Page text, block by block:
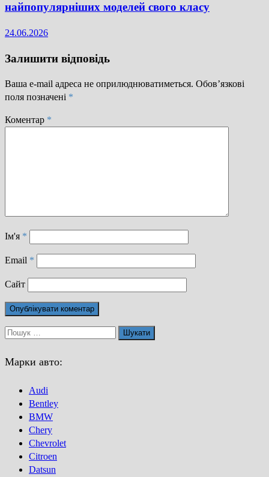
найпопулярніших моделей свого класу
24.06.2026
Залишити відповідь
Ваша e-mail адреса не оприлюднюватиметься. Обов’язкові
поля позначені *
Коментар *
Ім'я *
Email *
Сайт
Пошук:
Марки авто:
Audi
Bentley
BMW
Chery
Chevrolet
Citroen
Datsun